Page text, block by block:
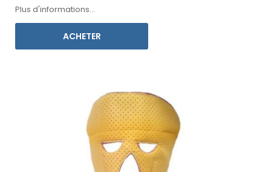
Plus d'informations...
ACHETER